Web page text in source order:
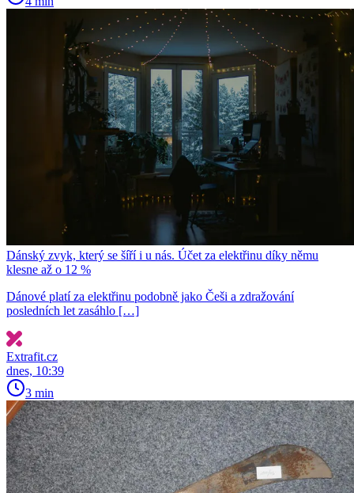
Dánský zvyk, který se šíří i u nás. Účet za elektřinu díky němu
klesne až o 12 %
Dánové platí za elektřinu podobně jako Češi a zdražování
posledních let zasáhlo […]
Extrafit.cz
dnes, 10:39
3 min